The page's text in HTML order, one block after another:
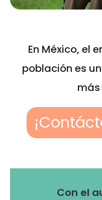
En México, el
población es
más
Con el